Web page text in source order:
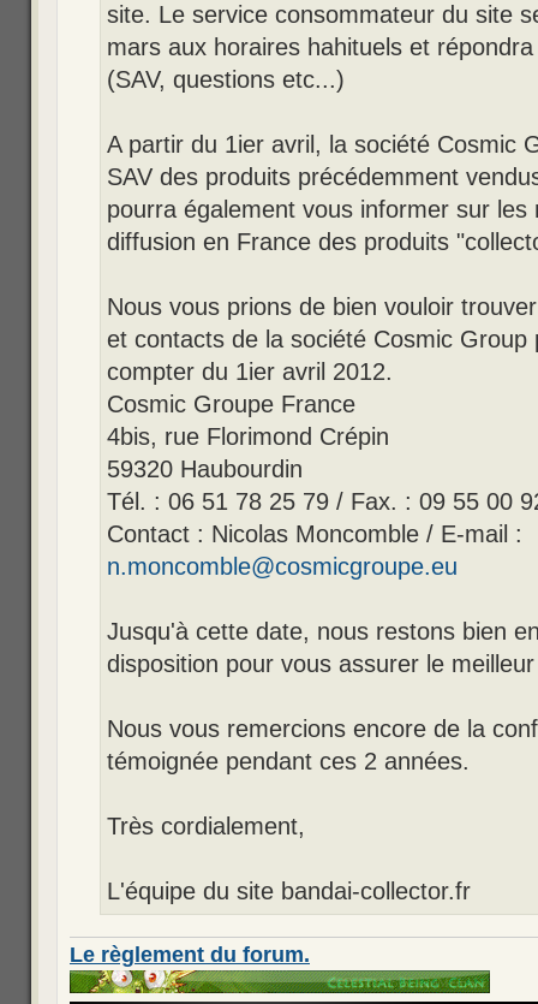
site. Le service consommateur du site
mars aux horaires hahituels et
(SAV, questions etc...)
A partir du 1ier avril, la société Cosmic
SAV des produits précédemment
pourra également vous informer sur les
diffusion en France des produits
Nous vous prions de bien vouloir
et contacts de la société Cosmic Group
compter du 1ier avril 2012.
Cosmic Groupe France
4bis, rue Florimond Crépin
59320 Haubourdin
Tél. : 06 51 78 25 79 / Fax. : 09 55 00
Contact : Nicolas Moncomble / E-mail :
n.moncomble@cosmicgroupe.eu
Jusqu'à cette date, nous restons bien
disposition pour vous assurer le
Nous vous remercions encore de la
témoignée pendant ces 2 années.
Très cordialement,
L'équipe du site bandai-collector.fr
Le règlement du forum.